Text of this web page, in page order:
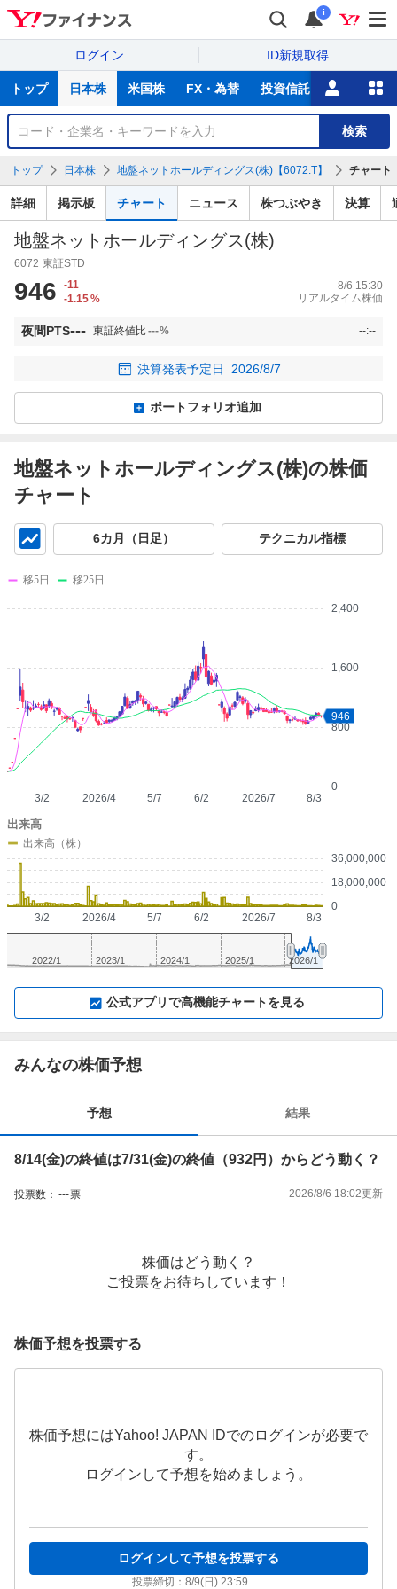
i
ログイン ID新規取得
サ
トップ 日本株 米国株 FX・為替 投資信託 ニュース
銘
検
索
検索
トップ 日本株 地盤ネットホールディングス(株)【6072.T】 チャート
詳細 掲示板 チャート ニュース 株つぶやき 決算
地盤ネットホールディングス(株)
6072 東証STD
946
-11
-1.15%
8/6 15:30
リアルタイム株価
夜間PTS--- 東証終値比---% --:--
決算発表予定日 2026/8/7
ポートフォリオ追加
地盤ネットホールディングス(株)の株価
チャート
6カ月（日足） テクニカル指標
0
800
1,600
2,400
2026/4 2026/7
3/2 5/7 6/2 8/3
946
移5日 移25日
0
18,000,000
36,000,000
2026/4 2026/7
3/2 5/7 6/2 8/3
出来高
出来高（株）
2023/1 2025/1
2022/1 2024/1 2026/1
公式アプリで高機能チャートを見る
みんなの株価予想
予想 結果
8/14(金)の終値は7/31(金)の終値（932円）からどう動く？
投票数： ---票 2026/8/6 18:02更新
株価はどう動く？
ご投票をお待ちしています！
株価予想を投票する
株価予想にはYahoo! JAPAN IDでのログインが必要で
す。
ログインして予想を始めましょう。
ログインして予想を投票する
投票締切： 8/9(日) 23:59